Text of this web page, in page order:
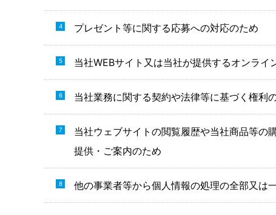
プレゼント等に関する応募への対応のため
当社WEBサイト又は当社が提供するオンラ
当社業務に関する契約や法律等に基づく権利
当社ウェブサイトの閲覧履歴や当社商品等の
提供・ご案内のため
他の事業者等から個人情報の処理の全部又は